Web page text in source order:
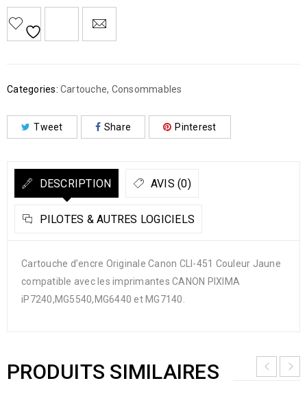
Categories: Cartouche, Consommables
Tweet Share Pinterest
DESCRIPTION AVIS (0)
PILOTES & AUTRES LOGICIELS
Cartouche d’encre Originale Canon CLI-451 Couleur Jaune
compatible avec les imprimantes CANON PIXIMA
iP7240,MG5540,MG6440 et MG7140.
PRODUITS SIMILAIRES